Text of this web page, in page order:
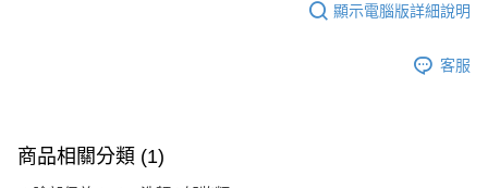
顯示電腦版詳細說明
客服
商品相關分類 (1)